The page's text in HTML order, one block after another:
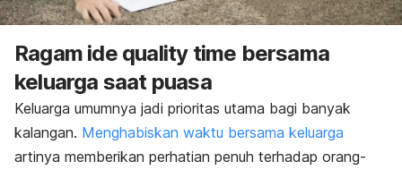
Ragam ide quality time bersama
keluarga saat puasa
Keluarga umumnya jadi prioritas utama bagi banyak
kalangan. Menghabiskan waktu bersama keluarga
artinya memberikan perhatian penuh terhadap orang-